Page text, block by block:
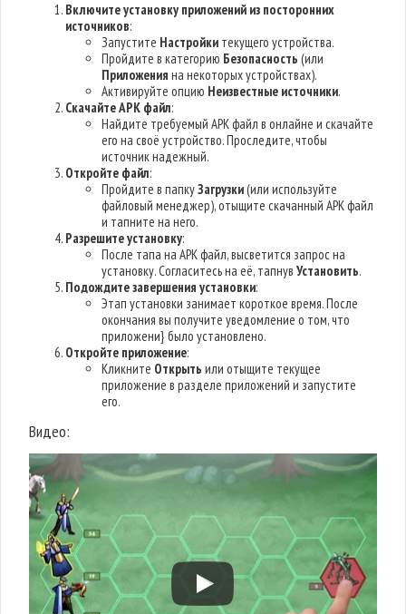
Включите установку приложений из посторонних
источников:
Запустите Настройки текущего устройства.
Пройдите в категорию Безопасность (или
Приложения на некоторых устройствах).
Активируйте опцию Неизвестные источники.
Скачайте APK файл:
Найдите требуемый APK файл в онлайне и скачайте
его на своё устройство. Проследите, чтобы
источник надежный.
Откройте файл:
Пройдите в папкуЗагрузки(или используйте
файловый менеджер), отыщите скачанный APK файл
и тапните на него.
Разрешите установку:
После тапа на APK файл, высветится запрос на
установку. Согласитесь на её, тапнувУстановить.
Подождите завершения установки:
Этап установки занимает короткое время. После
окончания вы получите уведомление о том, что
приложени} было установлено.
Откройте приложение:
Кликните Открыть или отыщите текущее
приложение в разделе приложений и запустите
его.
Видео: